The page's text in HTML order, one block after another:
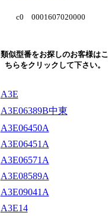
c0 0001607020000
類似型番をお探しのお客様はこ
ちらをクリックして下さい。
A3E
A3E06389B中東
A3E06450A
A3E06451A
A3E06571A
A3E08589A
A3E09041A
A3E14